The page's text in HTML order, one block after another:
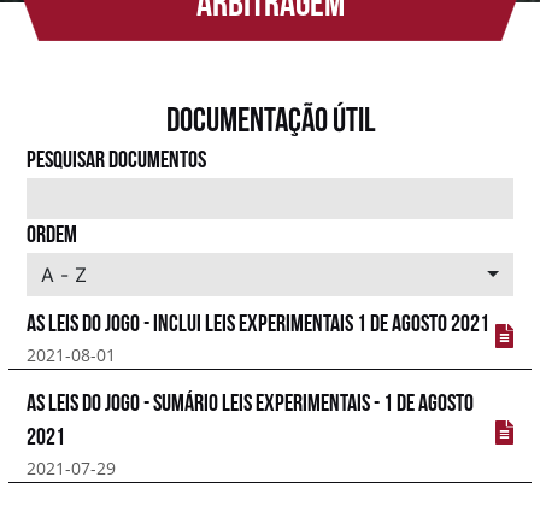
Documentação útil
PESQUISAR DOCUMENTOS
ORDEM
A - Z
As Leis do Jogo - Inclui Leis Experimentais 1 de Agosto 2021
2021-08-01
As Leis do Jogo - Sumário Leis Experimentais - 1 de Agosto
2021
2021-07-29